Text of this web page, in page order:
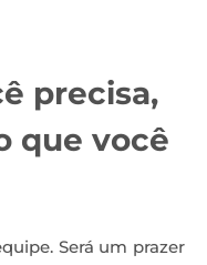
precisa,
que você
Será um prazer